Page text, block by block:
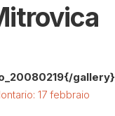
{/gallery}
17 febbraio